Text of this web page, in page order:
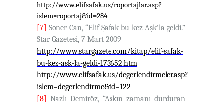
http://www.elifsafak.us/roportajlar.asp?
islem=roportaj&id=284
[7] Soner Can, “Elif Şafak bu kez Aşk’la geldi.”
Star Gazetesi, 7 Mart 2009
http://www.stargazete.com/kitap/elif-safak-
bu-kez-ask-la-geldi-173652.htm
http://www.elifsafak.us/degerlendirmeler.asp?
islem=degerlendirme&id=122
[8] Nazlı Demiröz, “Aşkın zamanı durduran